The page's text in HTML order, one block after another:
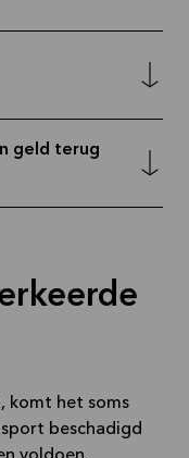
geld terug
komt het soms
beschadigd